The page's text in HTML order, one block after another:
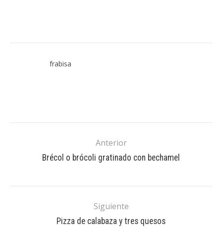
frabisa
Anterior
Brécol o brócoli gratinado con bechamel
Siguiente
Pizza de calabaza y tres quesos